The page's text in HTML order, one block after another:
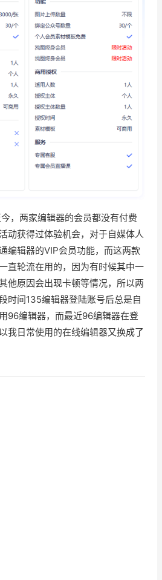
，两家编辑器的会员都没有付费
动获得过体验机会，对于自媒体人
编辑器的VIP会员功能，而这两款
直轮流在用的，因为有时候其中一
他原因会出现卡顿等情况，所以两
时间135编辑器登陆账号后总是自
96编辑器，而最近96编辑器在登
我日常使用的在线编辑器又换成了